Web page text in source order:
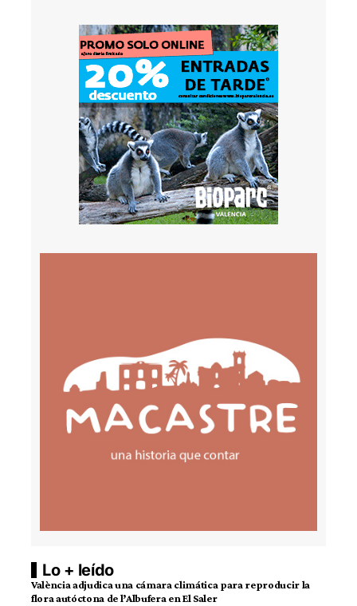
Lo + leído
València adjudica una cámara climática para reproducir la
flora autóctona de l’Albufera en El Saler